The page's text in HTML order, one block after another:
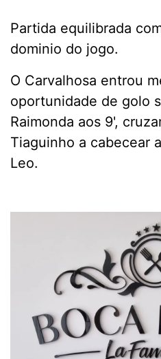
Partida equilibrada
dominio do jogo.
O Carvalhosa entrou
oportunidade de golo
Raimonda aos 9',
Tiaguinho a cabecear
Leo.